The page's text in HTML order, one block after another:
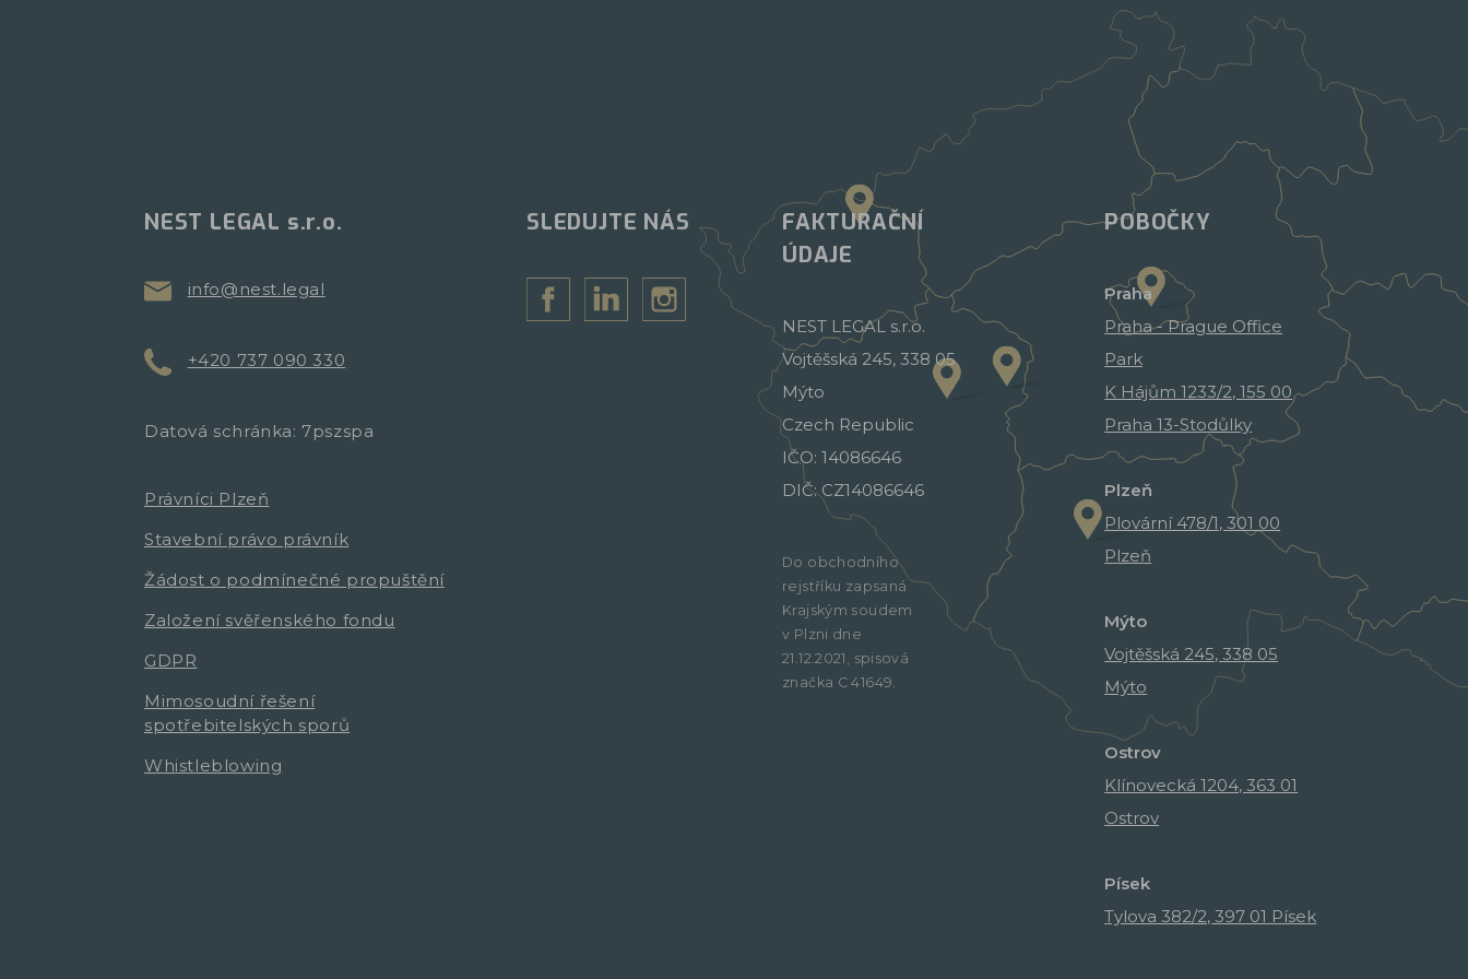
NEST LEGAL s.r.o.
info@nest.legal
+420 737 090 330
Datová schránka: 7pszspa
Právníci Plzeň
Stavební právo právník
Žádost o podmínečné propuštění
Založení svěřenského fondu
GDPR
Mimosoudní řešení
spotřebitelských sporů
Whistleblowing
SLEDUJTE NÁS
FAKTURAČNÍ
ÚDAJE
NEST LEGAL s.r.o.
Vojtěšská 245, 338 05
Mýto
Czech Republic
IČO: 14086646
DIČ: CZ14086646
Do obchodního
rejstříku zapsaná
Krajským soudem
v Plzni dne
21.12.2021, spisová
značka C 41649.
POBOČKY
Praha
Praha - Prague Office
Park
K Hájům 1233/2, 155 00
Praha 13-Stodůlky
Plzeň
Plovární 478/1, 301 00
Plzeň
Mýto
Vojtěšská 245, 338 05
Mýto
Ostrov
Klínovecká 1204, 363 01
Ostrov
Písek
Tylova 382/2, 397 01 Písek